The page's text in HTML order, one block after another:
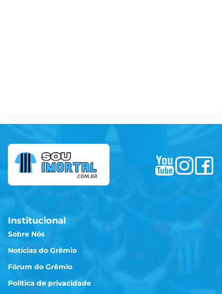
Institucional
Sobre Nós
Notícias do Grêmio
Fórum do Grêmio
Política de privacidade